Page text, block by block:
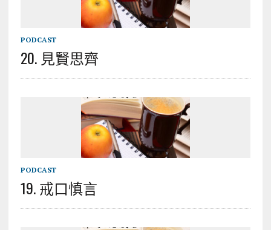
PODCAST
20. 見賢思齊
PODCAST
19. 戒口慎言